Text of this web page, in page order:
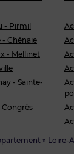
» Loire-
- Pirmil
Chénaie
- Mellinet
- Sainte-
Congrès